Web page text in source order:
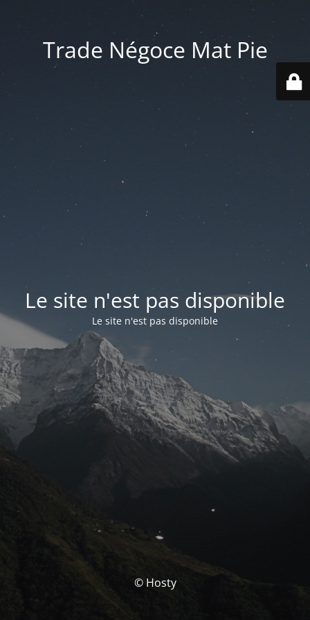
Trade Négoce Mat Pie
Le site n'est pas disponible
Le site n'est pas disponible
© Hosty